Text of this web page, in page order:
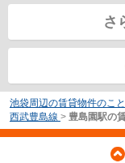
さ
池袋周辺の賃貸物件のこ
西武豊島線 > 豊島園駅の